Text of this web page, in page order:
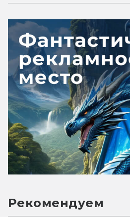
Рекомендуем